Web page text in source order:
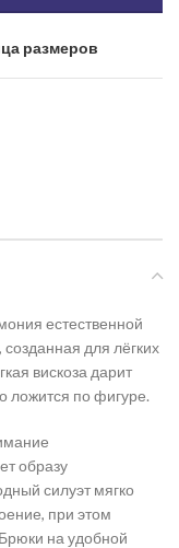
размеров
естественной
для лёгких
вискоза дарит
ложится по фигуре.
образу
силуэт мягко
при этом
на удобной